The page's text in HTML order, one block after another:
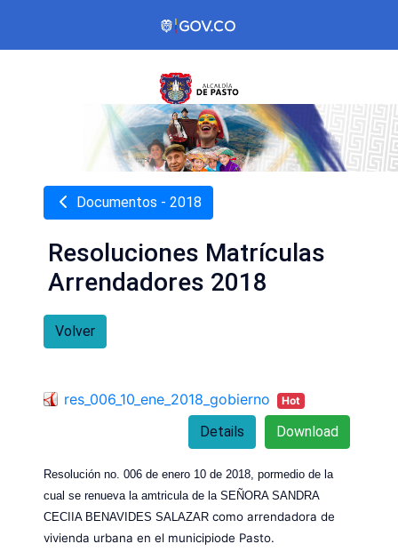
Documentos - 2018
Resoluciones Matrículas
Arrendadores 2018
Volver
res_006_10_ene_2018_gobierno Hot
Download
Details
Resolución no. 006 de enero 10 de 2018, pormedio de la
cual se renueva la amtricula de la SEÑORA SANDRA
CECIIA BENAVIDES SALAZAR como arrendadora de
vivienda urbana en el municipiode Pasto.